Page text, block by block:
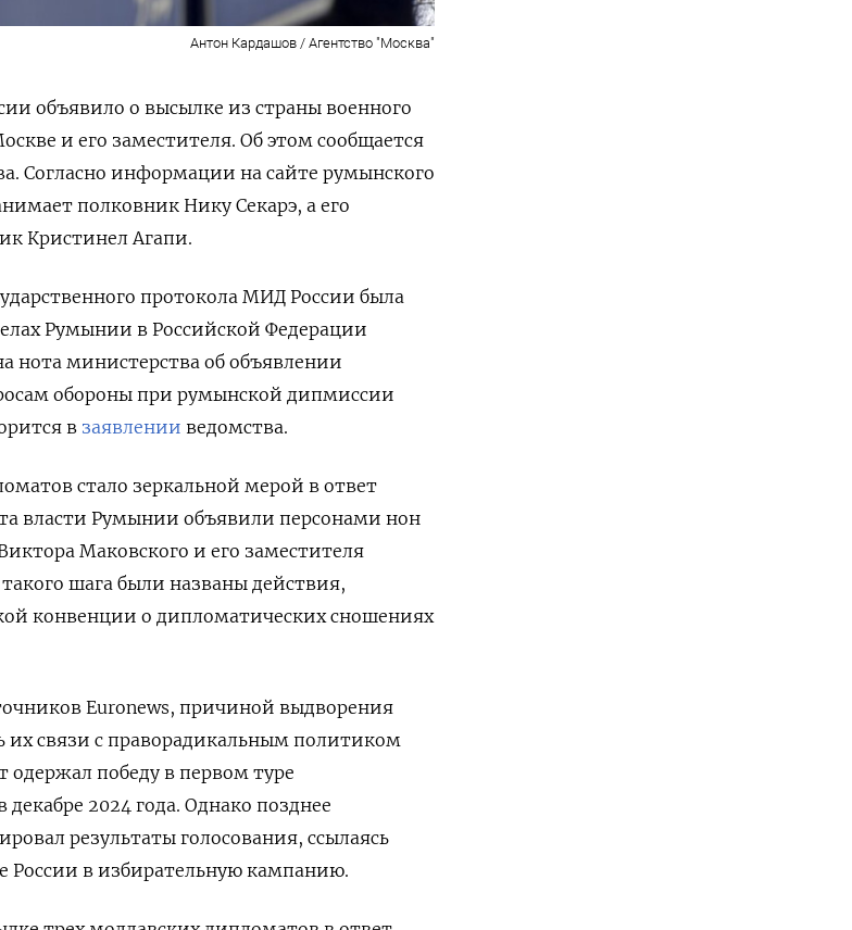
Антон Кардашов / Агентство "Москва"
объявило о высылке из страны военного
и его заместителя. Об этом сообщается
Согласно информации на сайте румынского
полковник Нику Секарэ, а его
Кристинел Агапи.
протокола МИД России была
Румынии в Российской Федерации
нота министерства об объявлении
обороны при румынской дипмиссии
в заявлении ведомства.
стало зеркальной мерой в ответ
власти Румынии объявили персонами нон
Маковского и его заместителя
шага были названы действия,
конвенции о дипломатических сношениях
Euronews, причиной выдворения
их связи с праворадикальным политиком
победу в первом туре
2024 года. Однако позднее
результаты голосования, ссылаясь
России в избирательную кампанию.